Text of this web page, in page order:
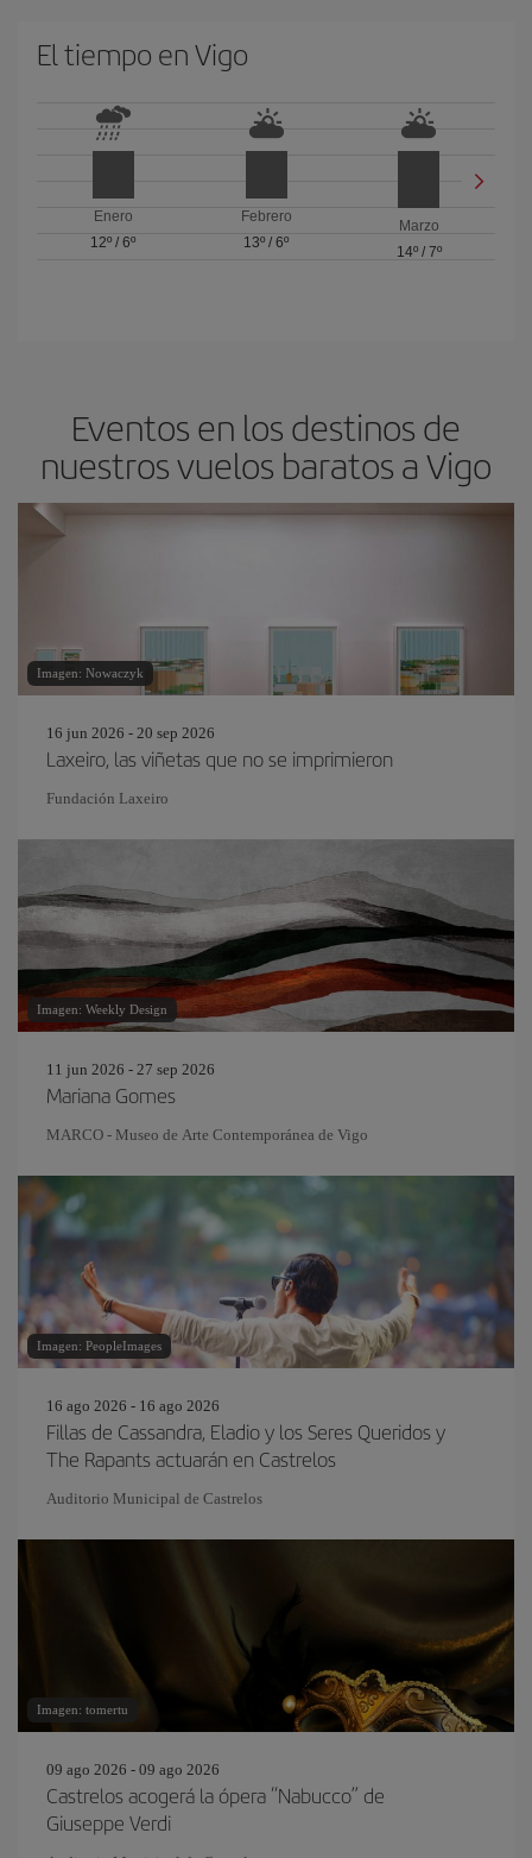
El tiempo en Vigo
Enero
12º /6º
Febrero
13º / 6º
Marzo
14º/ 7º
Eventos en los destinos de
nuestros vuelos baratos a Vigo
Imagen: Nowaczyk
16 jun 2026 - 20 sep 2026
Laxeiro, las viñetas que no se imprimieron
Fundación Laxeiro
Imagen: Weekly Design
11 jun 2026 - 27 sep 2026
Mariana Gomes
MARCO - Museo de Arte Contemporánea de Vigo
Imagen: PeopleImages
16 ago 2026 - 16 ago 2026
Fillas de Cassandra, Eladio y los Seres Queridos y
The Rapants actuarán en Castrelos
Auditorio Municipal de Castrelos
Imagen: tomertu
09 ago 2026 - 09 ago 2026
Castrelos acogerá la ópera “Nabucco” de
Giuseppe Verdi